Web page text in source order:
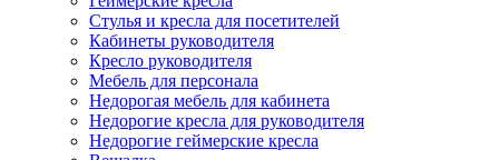
Стулья и кресла для посетителей
Кабинеты руководителя
Кресло руководителя
Мебель для персонала
Недорогая мебель для кабинета
Недорогие кресла для руководителя
Недорогие геймерские кресла